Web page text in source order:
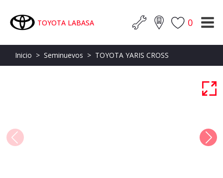
TOYOTA LABASA 0
Inicio > Seminuevos > TOYOTA YARIS CROSS